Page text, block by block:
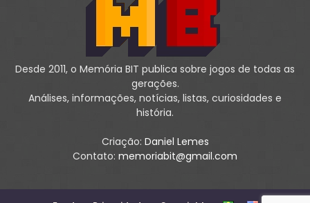
Desde 2011, o Memória BIT publica sobre jogos de todas as
gerações.
Análises, informações, notícias, listas, curiosidades e
história.
Criação: Daniel Lemes
Contato: memoriabit@gmail.com